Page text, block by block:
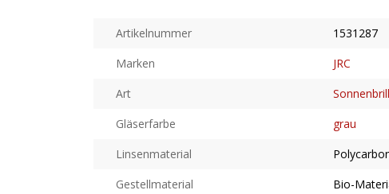
Artikelnummer
1531287
Marken
JRC
Art
Gläserfarbe
grau
Linsenmaterial
Gestellmaterial
Bio-